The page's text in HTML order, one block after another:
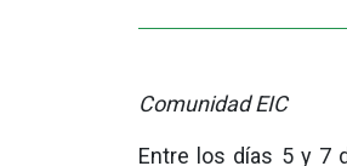
Comunidad EIC
Entre los días 5 y 7